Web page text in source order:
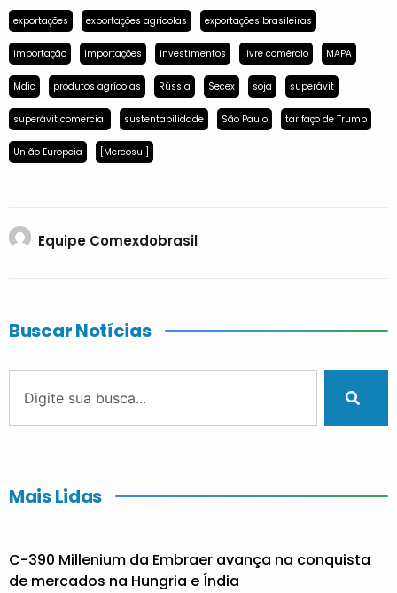
exportações exportações agrícolas exportações brasileiras
importação importações investimentos livre comércio MAPA
Mdic produtos agrícolas Rússia Secex soja superávit
superávit comercial sustentabilidade São Paulo tarifaço de Trump
União Europeia [Mercosul]
Equipe Comexdobrasil
Buscar Notícias
Mais Lidas
C-390 Millenium da Embraer avança na conquista
de mercados na Hungria e Índia